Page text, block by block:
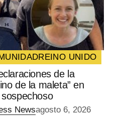
REINO UNIDO
de la
de la maleta” en
Newsagosto 6, 2026